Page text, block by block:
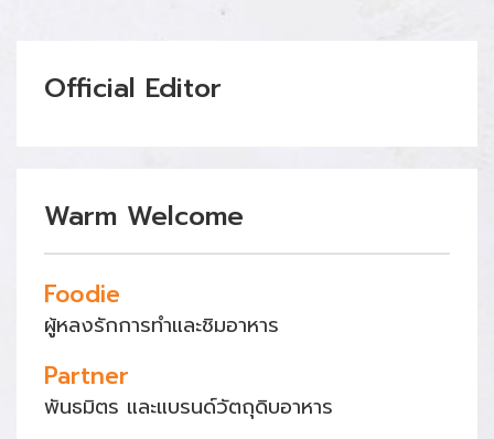
Official Editor
Warm Welcome
Foodie
ผู้หลงรักการทำและชิมอาหาร
Partner
พันธมิตร และแบรนด์วัตถุดิบอาหาร